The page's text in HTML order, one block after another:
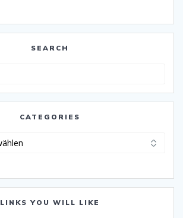
SEARCH
CATEGORIES
LINKS YOU WILL LIKE